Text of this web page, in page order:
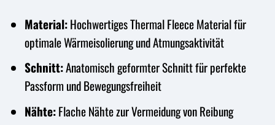
Material:Hochwertiges Thermal Fleece Material für
optimale Wärmeisolierung und Atmungsaktivität
Schnitt:Anatomisch geformter Schnitt für perfekte
Passform und Bewegungsfreiheit
Nähte:Flache Nähte zur Vermeidung von Reibung